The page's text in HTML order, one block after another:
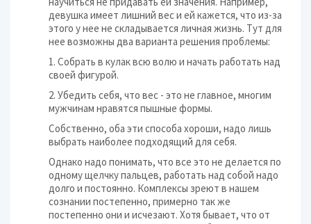
девушка имеет лишний вес и ей кажется, что из-за
этого у нее не складывается личная жизнь. Тут для
нее возможны два варианта решения проблемы:
1. Собрать в кулак всю волю и начать работать над
своей фигурой.
2. Убедить себя, что вес - это не главное, многим
мужчинам нравятся пышные формы.
Собственно, оба эти способа хороши, надо лишь
выбрать наиболее подходящий для себя.
Однако надо понимать, что все это не делается по
одному щелчку пальцев, работать над собой надо
долго и постоянно. Комплексы зреют в нашем
сознании постепенно, примерно так же
постепенно они и исчезают. Хотя бывает, что от